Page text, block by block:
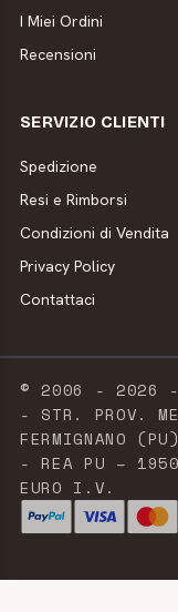
I Miei Ordini
Recensioni
SERVIZIO CLIENTI
Spedizione
Resi e Rimborsi
Condizioni di Vendita
Privacy Policy
Contattaci
© 2006 - 2026 -
- STR. PROV.
FERMIGNANO
- REA PU –
EURO I.V.